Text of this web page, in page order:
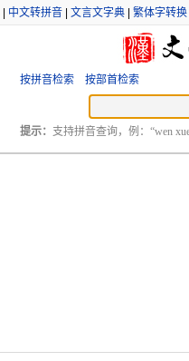
| 中文转拼音| 文言文字典| 繁体字转换
按拼音检索 按部首检索
提示： 支持拼音查询，例：“wen